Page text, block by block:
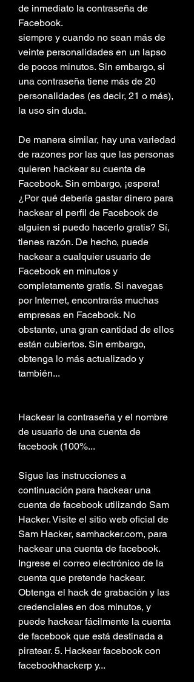
de inmediato la contraseña de
Facebook.
siempre y cuando no sean más de
veinte personalidades en un lapso
de pocos minutos. Sin embargo, si
una contraseña tiene más de 20
personalidades (es decir, 21 o más),
la uso sin duda.
De manera similar, hay una variedad
de razones por las que las personas
quieren hackear su cuenta de
Facebook. Sin embargo, ¡espera!
¿Por qué debería gastar dinero para
hackear el perfil de Facebook de
alguien si puedo hacerlo gratis? Sí,
tienes razón. De hecho, puede
hackear a cualquier usuario de
Facebook en minutos y
completamente gratis. Si navegas
por Internet, encontrarás muchas
empresas en Facebook. No
obstante, una gran cantidad de ellos
están cubiertos. Sin embargo,
obtenga lo más actualizado y
también...
Hackear la contraseña y el nombre
de usuario de una cuenta de
facebook (100%...
Sigue las instrucciones a
continuación para hackear una
cuenta de facebook utilizando Sam
Hacker. Visite el sitio web oficial de
Sam Hacker, samhacker.com, para
hackear una cuenta de facebook.
Ingrese el correo electrónico de la
cuenta que pretende hackear.
Obtenga el hack de grabación y las
credenciales en dos minutos, y
puede hackear fácilmente la cuenta
de facebook que está destinada a
piratear. 5. Hackear facebook con
facebookhackerp y...